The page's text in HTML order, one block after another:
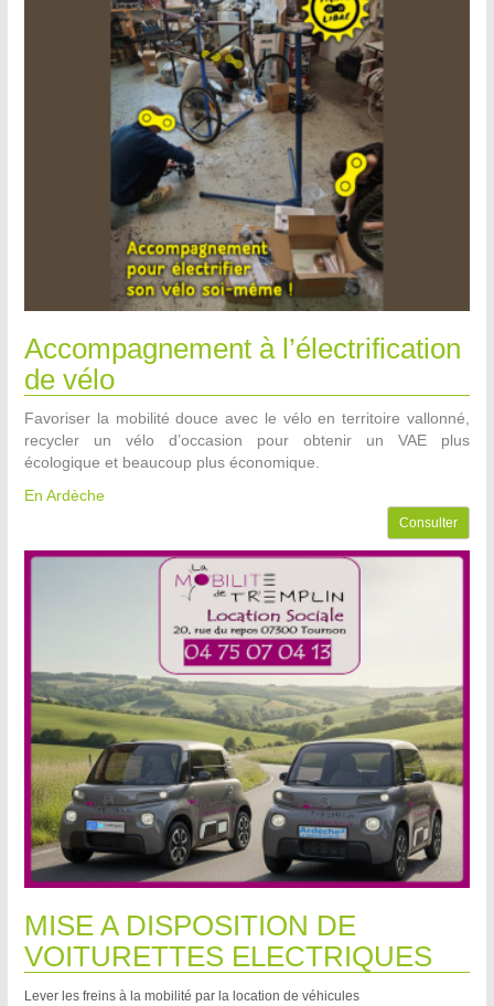
Accompagnement à l’électrification
de vélo
Favoriser la mobilité douce avec le vélo en territoire vallonné,
recycler un vélo d’occasion pour obtenir un VAE plus
écologique et beaucoup plus économique.
En Ardèche
Consulter
MISE A DISPOSITION DE
VOITURETTES ELECTRIQUES
Lever les freins à la mobilité par la location de véhicules